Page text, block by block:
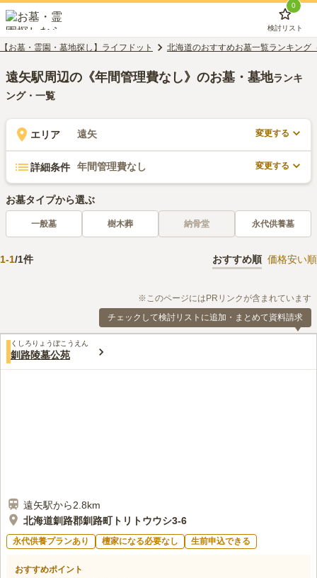
0
検討リスト
【お墓・霊園・墓地探し】ライフドット 北海道のおすすめお墓一覧ランキング
遠矢駅周辺の《年間管理費なし》のお墓・墓地ランキ
ング・一覧
エリア 遠矢 変更する
詳細条件 年間管理費なし 変更する
お墓タイプから選ぶ
一般墓 樹木葬 納骨堂 永代供養墓
1-1/1件 おすすめ順 価格安い順
※このページにはPRリンクが含まれています
チェックして検討リストに追加・まとめて資料請求
くしろりょうぼこうえん
釧路陵墓公苑
遠矢駅から2.8km
北海道釧路郡釧路町トリトウウシ3-6
永代供養プランあり 檀家になる必要なし 生前申込できる
おすすめポイント